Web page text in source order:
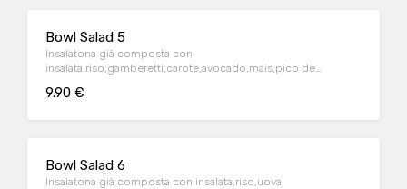
Bowl Salad 5
Insalatona già composta con
insalata,riso,gamberetti,carote,avocado,mais,pico de
9.90 €
Bowl Salad 6
Insalatona già composta con insalata,riso,uova